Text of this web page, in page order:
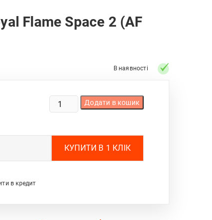
Flame Space 2 (AF
В наявності
ЕЛЕКТРОКАМІН
ROYAL
SPACE
Додати в кошик
в кредит